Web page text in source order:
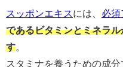
スッポンエキス には、 必須
であるビタミンとミネラ
す
スタミナを養うための成分